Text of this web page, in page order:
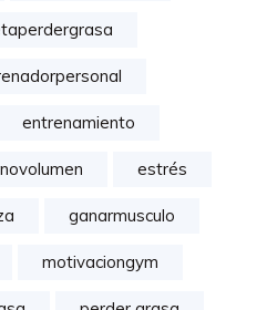
entrenamiento
estrés
ganarmusculo
motivaciongym